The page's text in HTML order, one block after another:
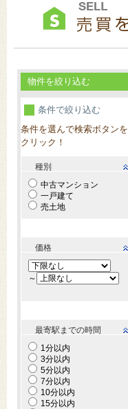
物件を絞り込む
条件で絞り込む
条件を選んで検索ボタンを
クリック！
種別
中古マンション
一戸建て
売土地
価格
～
最寄駅までの時間
1分以内
3分以内
5分以内
7分以内
10分以内
15分以内